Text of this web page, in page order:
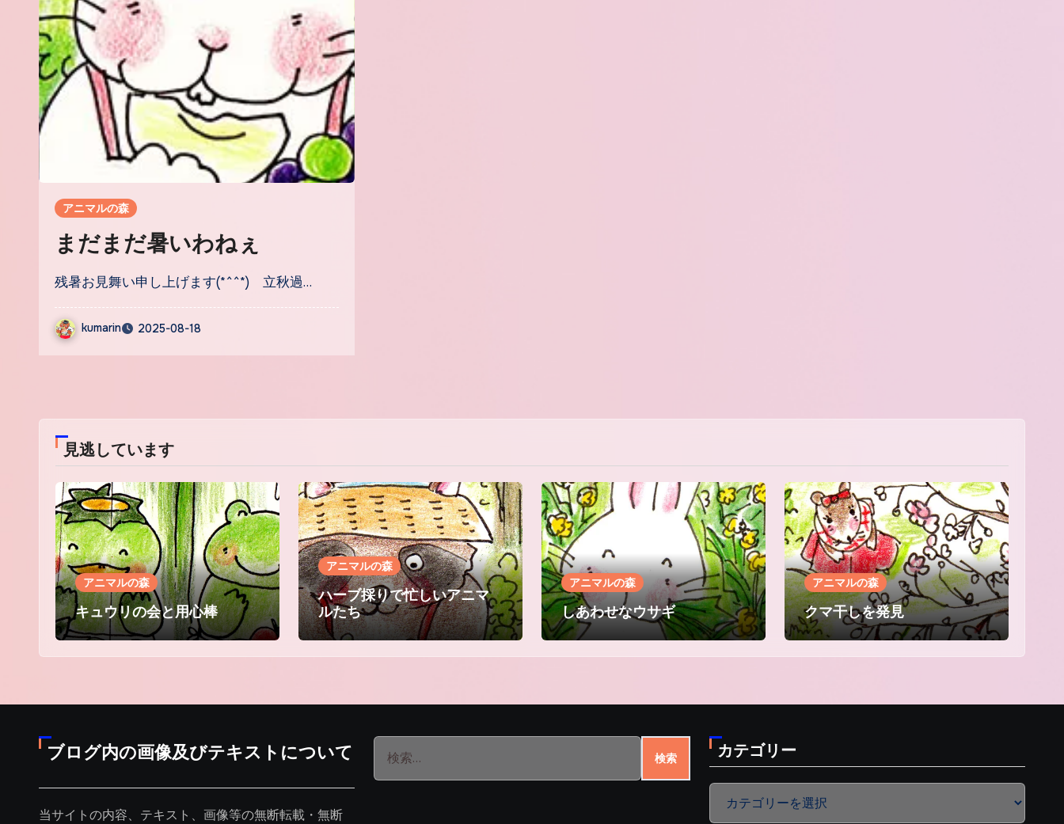
アニマルの森
まだまだ暑いわねぇ
残暑お見舞い申し上げます(*^^*) 立秋過…
kumarin
2025-08-18
は
ま
だ
あ
り
ま
せ
ん
見逃しています
アニマルの森
キュウリの会と用心棒
アニマルの森
ハーブ採りで忙しいアニマ
ルたち
アニマルの森
しあわせなウサギ
アニマルの森
クマ干しを発見
ブログ内の画像及びテキストについて
当サイトの内容、テキスト、画像等の無断転載・無断
カテゴリー